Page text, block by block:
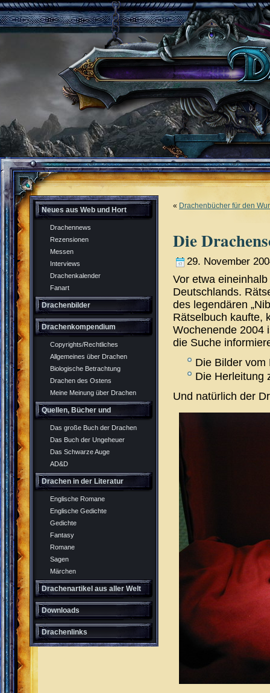
Neues aus Web und Hort
Drachennews
Rezensionen
Messen
Interviews
Drachenkalender
Fanart
Drachenbilder
Drachenkompendium
Copyrights/Rechtliches
Allgemeines über Drachen
Biologische Betrachtung
Drachen des Ostens
Meine Meinung über Drachen
Quellen, Bücher und
Rollenspiel
Das große Buch der Drachen
Das Buch der Ungeheuer
Das Schwarze Auge
AD&D
Drachen in der Literatur
Englische Romane
Englische Gedichte
Gedichte
Fantasy
Romane
Sagen
Märchen
Drachenartikel aus aller Welt
Downloads
Drachenlinks
« Drachenbücher für den
Die
29. November
Vor etwa
Deutschlands.
des legendären
Rätselbuch kaufte,
Wochenende 2004
die Suche
Die Bilder vom
Die Herleitung
Und natürlich der